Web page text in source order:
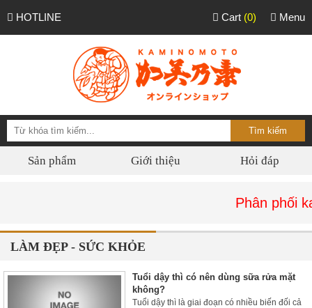
HOTLINE Menu
Cart (0)
Sản phẩm Giới thiệu Hỏi đáp
Phân phối
LÀM ĐẸP - SỨC KHỎE
Tuổi dậy thì có nên dùng sữa rửa mặt
không?
Tuổi dậy thì là giai đoạn có nhiều biến đối cả